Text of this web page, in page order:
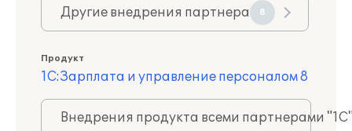
Другие внедрения партнера 8
Продукт
1С:Зарплата и управление персоналом 8
Внедрения продукта всеми партнерами